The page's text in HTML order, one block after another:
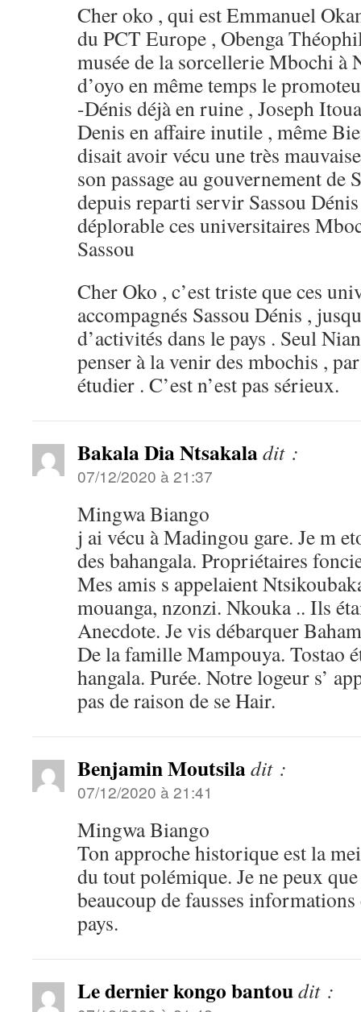
Cher oko , qui est Emmanuel
du PCT Europe , Obenga
musée de la sorcellerie Mbochi à
d’oyo en même temps le
-Dénis déjà en ruine , Joseph
Denis en affaire inutile , même
disait avoir vécu une très
son passage au gouvernement de
depuis reparti servir Sassou
déplorable ces universitaires
Sassou
Cher Oko , c’est triste que ces
accompagnés Sassou Dénis ,
d’activités dans le pays . Seul
penser à la venir des mbochis ,
étudier . C’est n’est pas sérieux.
Bakala Dia Ntsakaladit :
07/12/2020 à 21:37
Mingwa Biango
j ai vécu à Madingou gare. Je m
des bahangala. Propriétaires
Mes amis s appelaient
mouanga, nzonzi. Nkouka .. Ils
Anecdote. Je vis débarquer
De la famille Mampouya. Tostao
hangala. Purée. Notre logeur s’
pas de raison de se Hair.
Benjamin Moutsiladit :
07/12/2020 à 21:41
Mingwa Biango
Ton approche historique est la
du tout polémique. Je ne peux
beaucoup de fausses
pays.
Le dernier kongo bantoudit :